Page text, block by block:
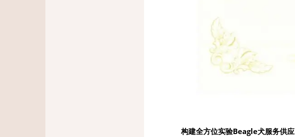
构建全方位实验Beagle犬服务供应